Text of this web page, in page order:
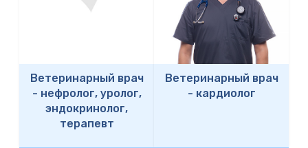
Ветеринарный врач
- нефролог, уролог,
эндокринолог,
терапевт
Ветеринарный врач
- кардиолог